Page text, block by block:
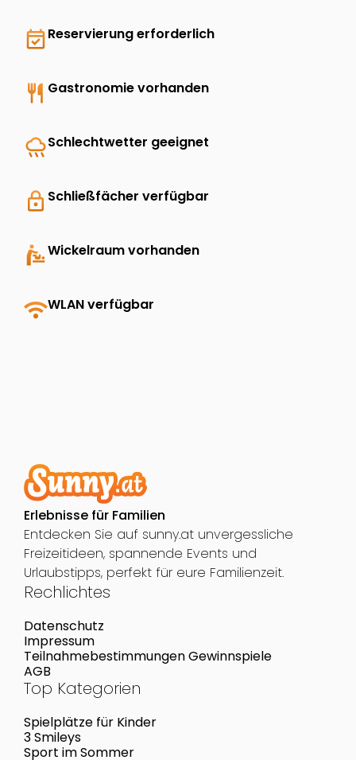
event_availableReservierung erforderlich
restaurant Gastronomie vorhanden
rainySchlechtwetter geeignet
lock Schließfächer verfügbar
baby_changing_stationWickelraum vorhanden
wifiWLAN verfügbar
Erlebnisse für Familien
Entdecken Sie auf sunny.at unvergessliche
Freizeitideen, spannende Events und
Urlaubstipps, perfekt für eure Familienzeit.
Rechlichtes
Datenschutz
Impressum
Teilnahmebestimmungen Gewinnspiele
AGB
Top Kategorien
Spielplätze für Kinder
3 Smileys
Sport im Sommer